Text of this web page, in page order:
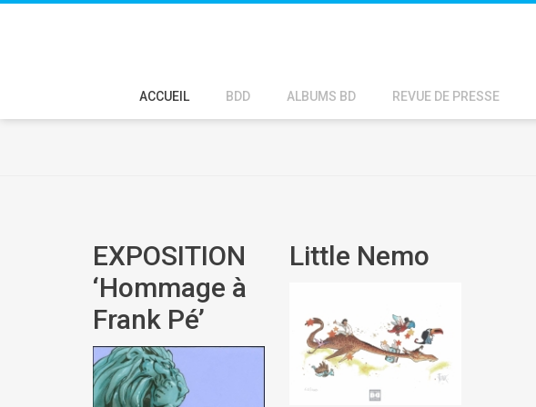
ACCUEIL BDD ALBUMS BD REVUE DE PRESSE
EXPOSITION
‘Hommage à
Frank Pé’
Little Nemo